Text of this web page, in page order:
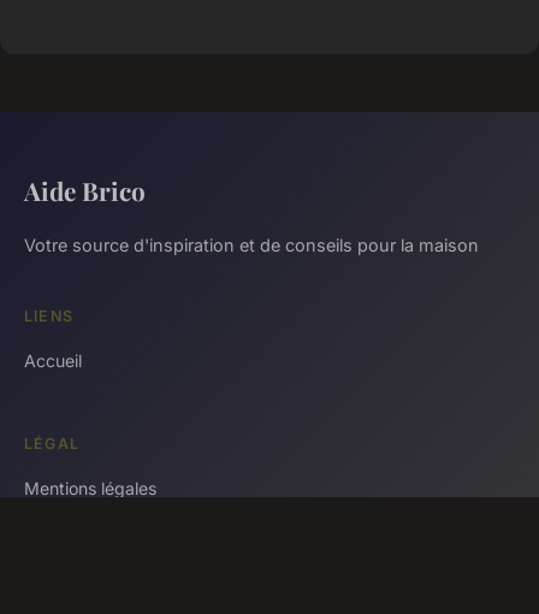
Aide Brico
Votre source d'inspiration et de conseils pour la maison
LIENS
Accueil
LÉGAL
Mentions légales